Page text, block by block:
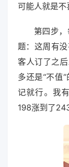
可能人就是不
第四步
题：这周有
客人订了之
多还是“不值
记就行。我
198涨到了